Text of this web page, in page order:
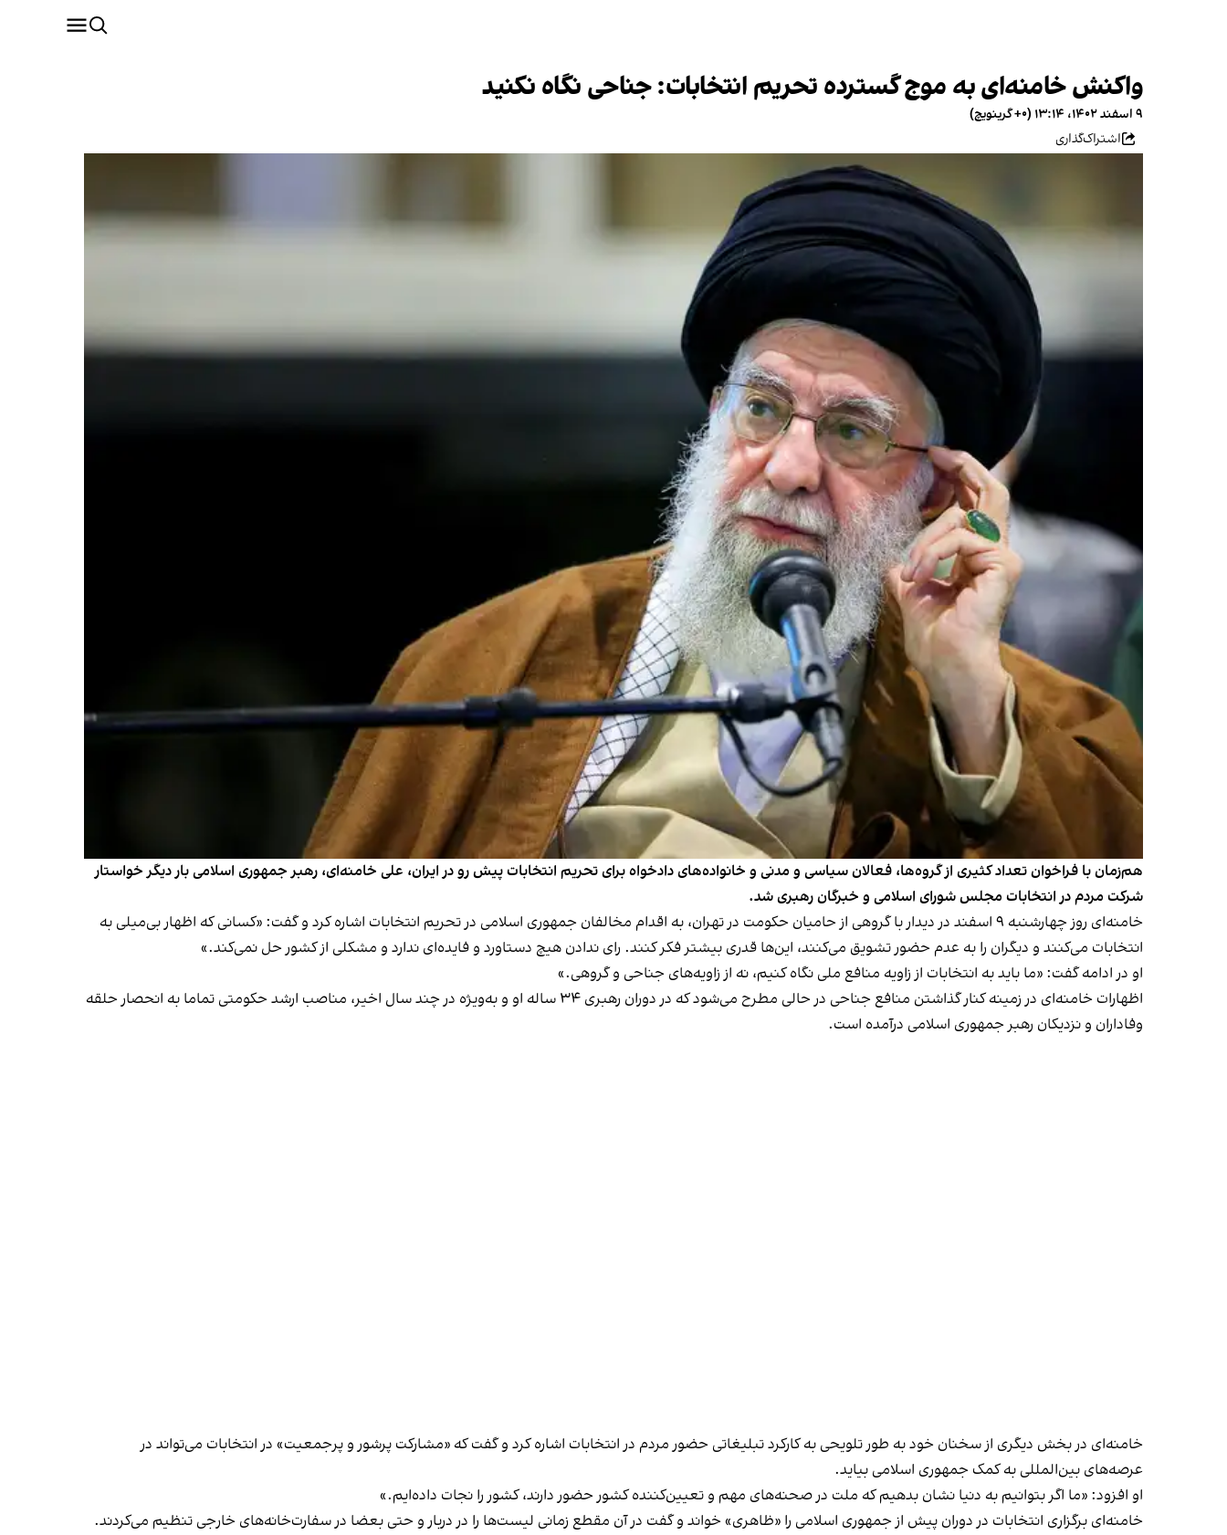
واکنش خامنه‌ای به موج گسترده تحریم انتخابات: جناحی نگاه نکنید
۹ اسفند ۱۴۰۲، ۱۳:۱۴ (‎+۰ گرینویچ)
اشتراک‌گذاری
هم‌زمان با فراخوان تعداد کثیری از گروه‌ها، فعالان سیاسی و مدنی و خانواده‌های دادخواه برای تحریم انتخابات پیش رو در ایران، علی خامنه‌ای، رهبر جمهوری اسلامی بار دیگر خواستار
شرکت مردم در انتخابات مجلس شورای اسلامی و خبرگان رهبری شد.
خامنه‌ای روز چهارشنبه ۹ اسفند در دیدار با گروهی از حامیان حکومت در تهران، به اقدام مخالفان جمهوری اسلامی در تحریم انتخابات اشاره کرد و گفت: «کسانی که اظهار بی‌میلی به
انتخابات می‌کنند و دیگران را به عدم حضور تشویق می‌کنند، این‌ها قدری بیشتر فکر کنند. رای ندادن هیچ دستاورد و فایده‌ای ندارد و مشکلی از کشور حل نمی‌کند.»
او در ادامه گفت: «ما باید به انتخابات از زاویه منافع ملی نگاه کنیم، نه از زاویه‌های جناحی و گروهی.»
اظهارات خامنه‌ای در زمینه کنار گذاشتن منافع جناحی در حالی مطرح می‌شود که در دوران رهبری ۳۴ ساله او و به‌ویژه در چند سال اخیر، مناصب ارشد حکومتی تماما به انحصار حلقه
وفاداران و نزدیکان رهبر جمهوری اسلامی درآمده است.
خامنه‌ای در بخش دیگری از سخنان خود به طور تلویحی به کارکرد تبلیغاتی حضور مردم در انتخابات اشاره کرد و گفت که «مشارکت پرشور و پرجمعیت» در انتخابات می‌تواند در
عرصه‌های بین‌المللی به کمک جمهوری اسلامی بیاید.
او افزود: «ما اگر بتوانیم به دنیا نشان بدهیم که ملت در صحنه‌های مهم و تعیین‌کننده‌ کشور حضور دارند، کشور را نجات داده‌ایم.»
خامنه‌ای برگزاری انتخابات در دوران پیش از جمهوری اسلامی را «ظاهری» خواند و گفت در آن مقطع زمانی لیست‌ها را در دربار و حتی بعضا در سفارت‌خانه‌های خارجی تنظیم می‌کردند.